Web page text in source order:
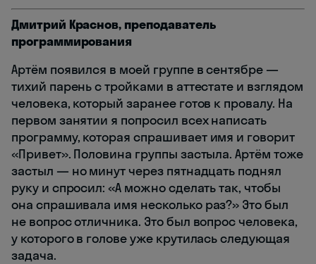
Дмитрий Краснов, преподаватель
программирования
Артём появился в моей группе в сентябре —
тихий парень с тройками в аттестате и взглядом
человека, который заранее готов к провалу. На
первом занятии я попросил всех написать
программу, которая спрашивает имя и говорит
«Привет». Половина группы застыла. Артём тоже
застыл — но минут через пятнадцать поднял
руку и спросил: «А можно сделать так, чтобы
она спрашивала имя несколько раз?» Это был
не вопрос отличника. Это был вопрос человека,
у которого в голове уже крутилась следующая
задача.